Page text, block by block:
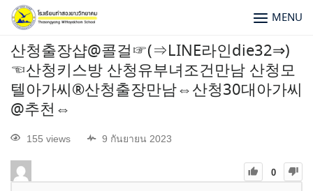
MENU
산청출장샵@콜걸☞(⇒LINE라인die32⇒)
☜산청키스방 산청유부녀조건만남 산청모
텔아가씨®산청출장만남⇔산청30대아가씨
@추천⇔
155 views 9 กันยายน 2023
0